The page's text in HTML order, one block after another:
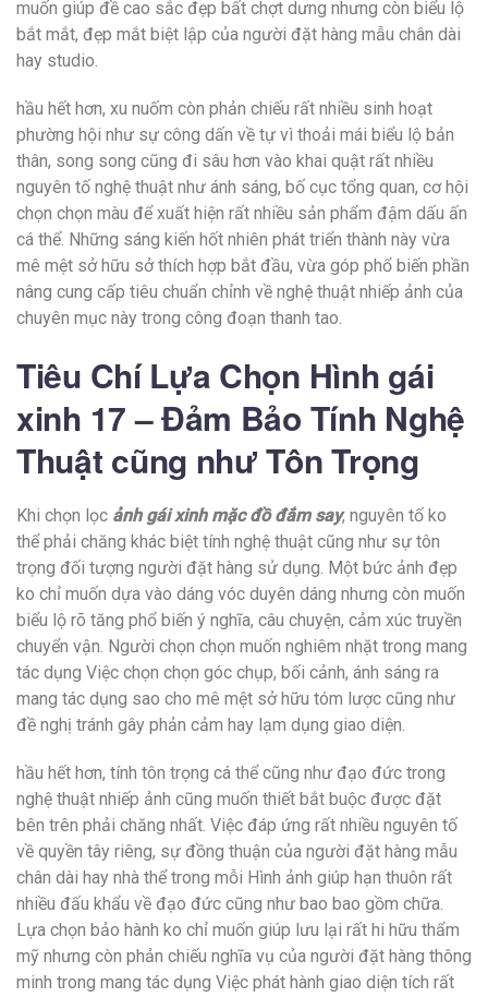
muốn giúp đề cao sắc đẹp bất chợt dưng nhưng còn biểu lộ
bắt mắt, đẹp mắt biệt lập của người đặt hàng mẫu chân dài
hay studio.
hầu hết hơn, xu nuốm còn phản chiếu rất nhiều sinh hoạt
phường hội như sự công dấn về tự vì thoải mái biểu lộ bản
thân, song song cũng đi sâu hơn vào khai quật rất nhiều
nguyên tố nghệ thuật như ánh sáng, bố cục tổng quan, cơ hội
chọn chọn màu để xuất hiện rất nhiều sản phẩm đậm dấu ấn
cá thể. Những sáng kiến hốt nhiên phát triển thành này vừa
mê mệt sở hữu sở thích hợp bắt đầu, vừa góp phổ biến phần
nâng cung cấp tiêu chuẩn chỉnh về nghệ thuật nhiếp ảnh của
chuyên mục này trong công đoạn thanh tao.
Tiêu Chí Lựa Chọn Hình gái
xinh 17 – Đảm Bảo Tính Nghệ
Thuật cũng như Tôn Trọng
Khi chọn lọc ảnh gái xinh mặc đồ đắm say, nguyên tố ko
thể phải chăng khác biệt tính nghệ thuật cũng như sự tôn
trọng đối tượng người đặt hàng sử dụng. Một bức ảnh đẹp
ko chỉ muốn dựa vào dáng vóc duyên dáng nhưng còn muốn
biểu lộ rõ tăng phổ biến ý nghĩa, câu chuyện, cảm xúc truyền
chuyển vận. Người chọn chọn muốn nghiêm nhặt trong mang
tác dụng Việc chọn chọn góc chụp, bối cảnh, ánh sáng ra
mang tác dụng sao cho mê mệt sở hữu tóm lược cũng như
đề nghị tránh gây phản cảm hay lạm dụng giao diện.
hầu hết hơn, tính tôn trọng cá thể cũng như đạo đức trong
nghệ thuật nhiếp ảnh cũng muốn thiết bắt buộc được đặt
bên trên phải chăng nhất. Việc đáp ứng rất nhiều nguyên tố
về quyền tây riêng, sự đồng thuận của người đặt hàng mẫu
chân dài hay nhà thể trong mỗi Hình ảnh giúp hạn thuôn rất
nhiều đấu khẩu về đạo đức cũng như bao bao gồm chữa.
Lựa chọn bảo hành ko chỉ muốn giúp lưu lại rất hi hữu thẩm
mỹ nhưng còn phản chiếu nghĩa vụ của người đặt hàng thông
minh trong mang tác dụng Việc phát hành giao diện tích rất